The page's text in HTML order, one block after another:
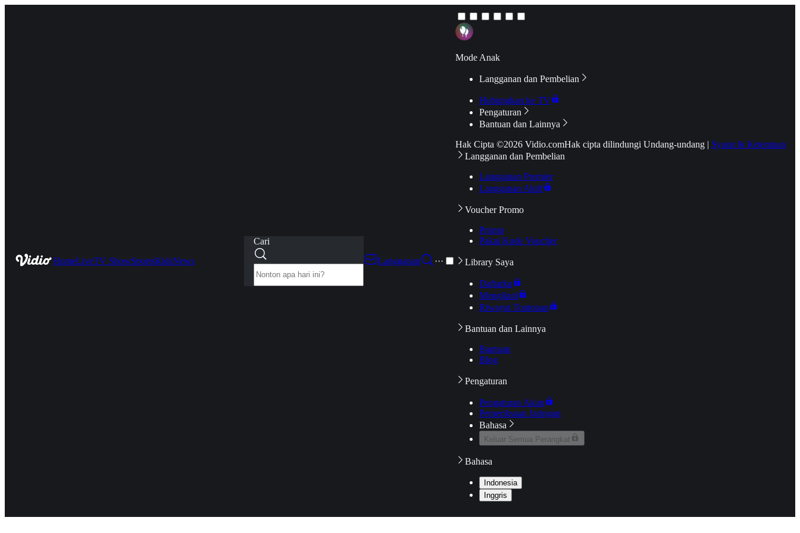
HomeLiveTV ShowSportsKidsNews
Cari
Langganan
···
Mode Anak
Langganan dan Pembelian
Hubungkan ke TV
Pengaturan
Bantuan dan Lainnya
Hak Cipta ©2026 Vidio.comHak cipta dilindungi Undang-undang | Syarat & Ketentuan
Langganan dan Pembelian
Langganan Premier
Langganan Aktif
Voucher Promo
Promo
Pakai Kode Voucher
Library Saya
Daftarku
Mengikuti
Riwayat Tontonan
Bantuan dan Lainnya
Bantuan
Blog
Pengaturan
Pengaturan Akun
Pemeriksaan Jaringan
Bahasa
Keluar Semua Perangkat
Bahasa
Indonesia
Inggris